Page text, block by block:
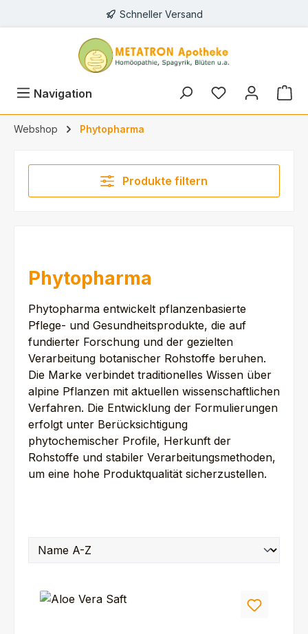
Schneller Versand
Navigation Du hast 0
Webshop Phytopharma
Produkte filtern
Phytopharma
Phytopharma entwickelt pflanzenbasierte
Pflege- und Gesundheitsprodukte, die auf
fundierter Forschung und der gezielten
Verarbeitung botanischer Rohstoffe beruhen.
Die Marke verbindet traditionelles Wissen über
alpine Pflanzen mit aktuellen wissenschaftlichen
Verfahren. Die Entwicklung der Formulierungen
erfolgt unter Berücksichtigung
phytochemischer Profile, Herkunft der
Rohstoffe und stabiler Verarbeitungsmethoden,
um eine hohe Produktqualität sicherzustellen.